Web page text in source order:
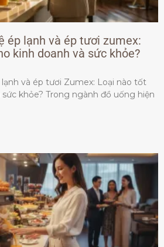
ép lạnh và ép tươi zumex:
kinh doanh và sức khỏe?
và ép tươi Zumex: Loại nào tốt
khỏe? Trong ngành đồ uống hiện